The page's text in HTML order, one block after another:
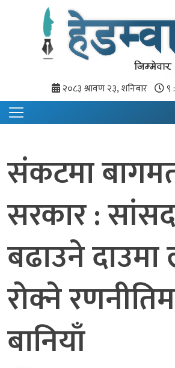
२०८३ श्रावण २३, शनिबार ९
संकटमा
सरकार :
बढाउने दाउमा
रोक्ने
बानियाँ